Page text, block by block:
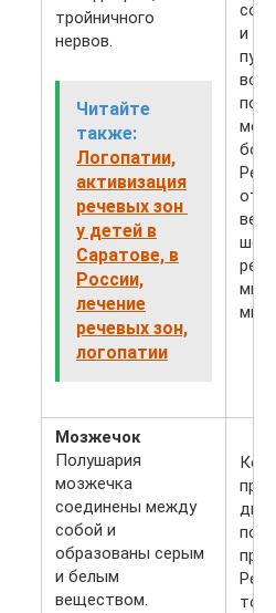
тройничного
нервов.
Читайте
также:
Логопатии,
активизация
речевых зон
у детей в
Саратове, в
России,
лечение
речевых зон,
логопатии
и
Мозжечок
Полушария
мозжечка
соединены между
собой и
образованы серым
и белым
веществом.